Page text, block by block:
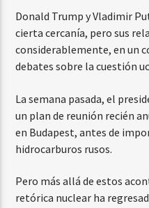
Donald Trump y Vladimir
cierta cercanía, pero sus
considerablemente, en un
debates sobre la cuestión
La semana pasada, el
un plan de reunión recién
en Budapest, antes de
hidrocarburos rusos.
Pero más allá de estos
retórica nuclear ha